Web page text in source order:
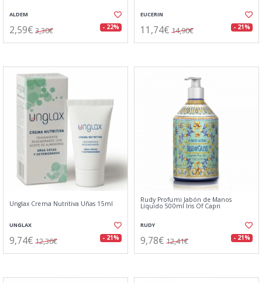
ALDEM
2,59€ 3,30€ - 22%
EUCERIN
11,74€ 14,90€ - 21%
Unglax Crema Nutritiva Uñas 15ml
UNGLAX
9,74€ 12,36€ - 21%
Rudy Profumi Jabón de Manos
Líquido 500ml Iris Of Capri
RUDY
9,78€ 12,41€ - 21%